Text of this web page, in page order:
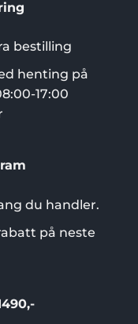
bestilling
henting på
17:00
du handler.
på neste